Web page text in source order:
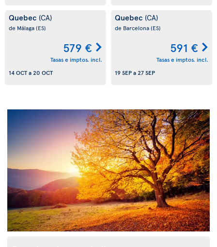
Quebec (CA)
de Málaga(ES)
579 €
Tasas e imptos. incl.
14 OCTa20 OCT
Quebec (CA)
de Barcelona(ES)
591 €
Tasas e imptos. incl.
19 SEPa27 SEP